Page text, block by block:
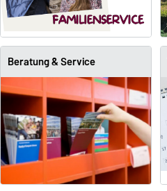
Beratung & Service